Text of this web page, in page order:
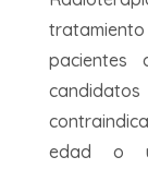
pacientes
edad o